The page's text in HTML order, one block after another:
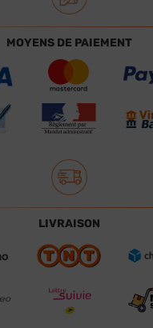
MOYENS DE PAIEMENT
LIVRAISON